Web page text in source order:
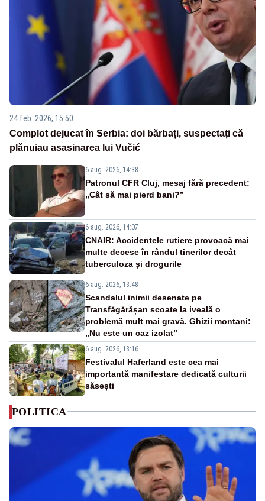
24 feb. 2026, 15:50
Complot dejucat în Serbia: doi bărbați, suspectați că
plănuiau asasinarea lui Vučić
6 aug. 2026, 14:38
Patronul CFR Cluj, mesaj fără precedent:
„Cât să mai pierd bani?”
6 aug. 2026, 14:07
CNAIR: Accidentele rutiere provoacă mai
multe decese în rândul tinerilor decât
tuberculoza și drogurile
6 aug. 2026, 13:48
Scandalul inimii desenate pe
Transfăgărășan scoate la iveală o
problemă mult mai gravă. Ghizii montani:
„Nu este un caz izolat”
6 aug. 2026, 13:16
Festivalul Haferland este cea mai
importantă manifestare dedicată culturii
săsești
POLITICA